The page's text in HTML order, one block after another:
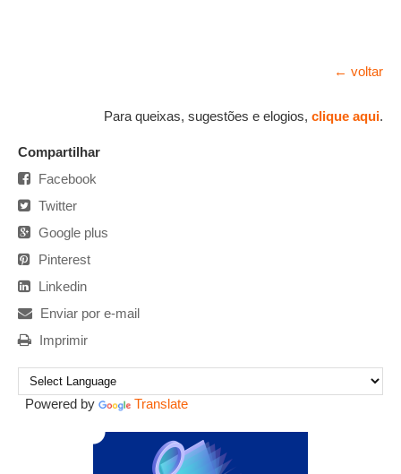
← voltar
Para queixas, sugestões e elogios, clique aqui.
Compartilhar
Facebook
Twitter
Google plus
Pinterest
Linkedin
Enviar por e-mail
Imprimir
Powered by Translate